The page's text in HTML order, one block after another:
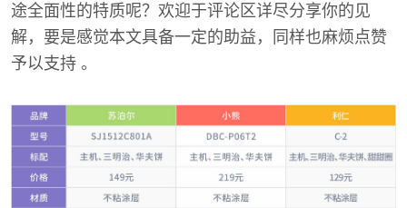
途全面性的特质呢？欢迎于评论区详尽分享你的见
解，要是感觉本文具备一定的助益，同样也麻烦点赞
予以支持 。